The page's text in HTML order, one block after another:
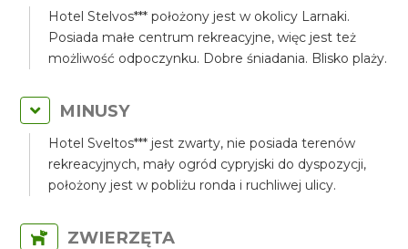
Hotel Stelvos*** położony jest w okolicy Larnaki.
Posiada małe centrum rekreacyjne, więc jest też
możliwość odpoczynku. Dobre śniadania. Blisko plaży.
MINUSY
Hotel Sveltos*** jest zwarty, nie posiada terenów
rekreacyjnych, mały ogród cypryjski do dyspozycji,
położony jest w pobliżu ronda i ruchliwej ulicy.
ZWIERZĘTA